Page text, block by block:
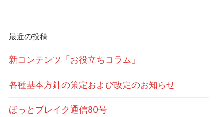
ョ
ン
最近の投稿
新コンテンツ「お役立ちコラム」
各種基本方針の策定および改定のお知らせ
ほっとブレイク通信80号